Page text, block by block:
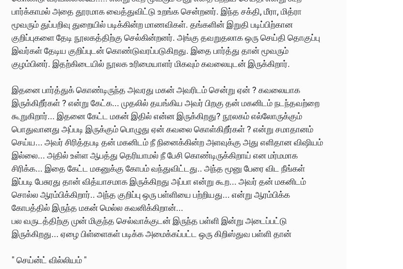
பார்க்காமல் அதை தூரமாக வைத்துவிட்டு உறங்க சென்றனர். இந்த சக்தி, மீரா, மித்ரா
மூவரும் துப்பறிவு துறையில் படிக்கின்ற மாணவிகள். தங்களின் இறுதி படிப்பிற்கான
குறிப்புகளை தேடி நூலகத்திற்கு செல்கின்றனர். அங்கு தவறுதலாக ஒரு செய்தி தொகுப்பு
இவர்கள் தேடிய குறிப்புடன் கொண்டுவரப்படுகிறது. இதை பார்த்து தான் மூவரும்
குழம்பினர். இதற்கிடையில் நூலக உரிமையாளர் மிகவும் கவலையுடன் இருக்கிறார்.
இதனை பார்த்துக் கொண்டிருந்த அவரது மகன் அவரிடம் சென்று ஏன் ? கவலையாக
இருக்கிறீர்கள் ? என்று கேட்க... முதலில் தயங்கிய அவர் பிறகு தன் மகனிடம் நடந்தவற்றை
கூறுகிறார்... இதனை கேட்ட மகன் இதில் என்ன இருக்கிறது? நூலகம் எல்லோருக்கும்
பொதுவானது அப்படி இருக்கும் பொழுது ஏன் கவலை கொள்கிறீர்கள் ? என்று சமாதானம்
செய்ய... அவர் சிரித்தபடி தன் மகனிடம் நீ நினைக்கின்ற அளவுக்கு அது எளிதான விஷியம்
இல்லை... அதில் உள்ள ஆபத்து தெரியாமல் நீ பேசி கொண்டிருக்கிறாய் என மர்மமாக
சிரிக்க... இதை கேட்ட மகனுக்கு கோபம் வந்துவிட்டது.. அந்த மூனு பேரை விட நீங்கள்
இப்படி பேசுரது தான் வித்யாசமாக இருக்கிறது அப்பா என்று கூற... அவர் தன் மகனிடம்
சொல்ல ஆரம்பிக்கிறார்‌.. அந்த குறிப்பு ஒரு பள்ளியை பற்றியது... என்று ஆரம்பிக்க
கோபத்தில் இருந்த மகன் மெல்ல கவனிக்கிறான்...
பல வருடத்திற்கு முன் மிகுந்த செல்வாக்குடன் இருந்த பள்ளி இன்று அடைப்பட்டு
இருக்கிறது... ஏழை பிள்ளைகள் படிக்க அமைக்கப்பட்ட ஒரு கிறிஸ்துவ பள்ளி தான்
" செய்ன்ட் வில்லியம் "